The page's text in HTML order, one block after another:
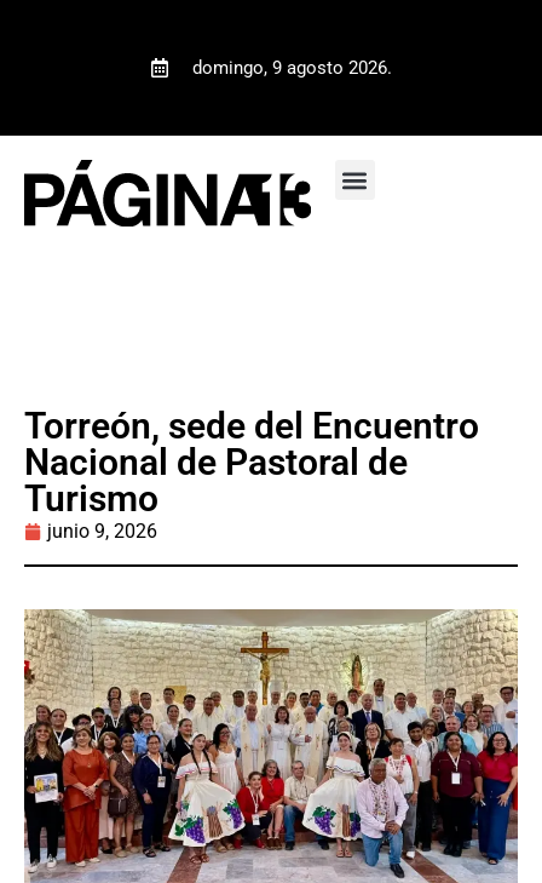
domingo, 9 agosto 2026.
Torreón, sede del Encuentro
Nacional de Pastoral de
Turismo
junio 9, 2026